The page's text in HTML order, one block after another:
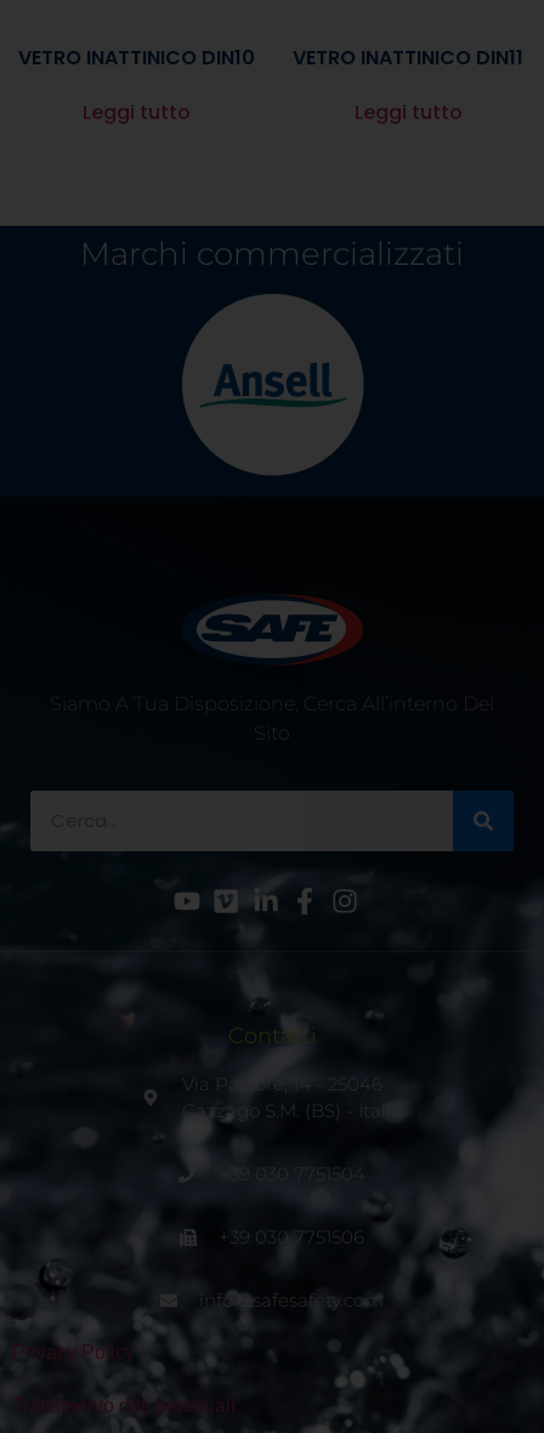
VETRO INATTINICO DIN10
Leggi tutto
VETRO INATTINICO DIN11
Leggi tutto
Marchi commercializzati
Siamo A Tua Disposizione, Cerca All’interno Del
Sito
Contatti
Via Pastore, 14 - 25046
Cazzago S.M. (BS) - Italia
+39 030 7751504
+39 030 7751506
info@safesafety.com
Privacy Policy
Trattamento dati personali